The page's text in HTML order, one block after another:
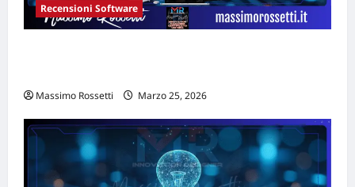
Recensioni Software
Massimo Rossetti Marzo 25, 2026